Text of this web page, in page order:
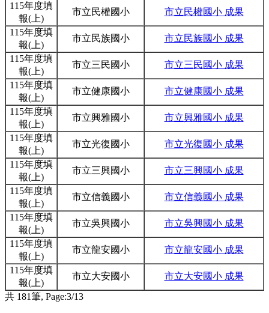
115年度填
報(上)
市立民權國小
市立民權國小 成果
115年度填
報(上)
市立民族國小
市立民族國小 成果
115年度填
報(上)
市立三民國小
市立三民國小 成果
115年度填
報(上)
市立健康國小
市立健康國小 成果
115年度填
報(上)
市立興雅國小
市立興雅國小 成果
115年度填
報(上)
市立光復國小
市立光復國小 成果
115年度填
報(上)
市立三興國小
市立三興國小 成果
115年度填
報(上)
市立信義國小
市立信義國小 成果
115年度填
報(上)
市立吳興國小
市立吳興國小 成果
115年度填
報(上)
市立龍安國小
市立龍安國小 成果
115年度填
報(上)
市立大安國小
市立大安國小 成果
共 181筆, Page:3/13